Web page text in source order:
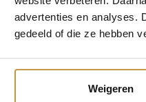
advertenties en analyses.
gedeeld of die ze hebben
Weigeren